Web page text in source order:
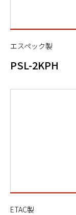
エスペック製
PSL-2KPH
ETAC製